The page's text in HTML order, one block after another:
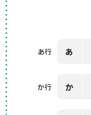
あ行 あ
か行 か